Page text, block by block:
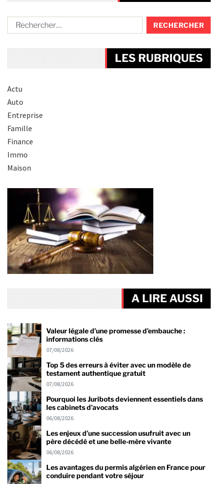
LES RUBRIQUES
Actu
Auto
Entreprise
Famille
Finance
Immo
Maison
A LIRE AUSSI
Valeur légale d’une promesse d’embauche :
informations clés
07/08/2026
Top 5 des erreurs à éviter avec un modèle de
testament authentique gratuit
07/08/2026
Pourquoi les Juribots deviennent essentiels dans
les cabinets d’avocats
06/08/2026
Les enjeux d’une succession usufruit avec un
père décédé et une belle-mère vivante
06/08/2026
Les avantages du permis algérien en France pour
conduire pendant votre séjour